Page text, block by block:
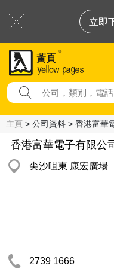
立即
主頁 > 公司資料 > 香港富華
香港富華電子有限公
尖沙咀東 康宏廣場
2739 1666